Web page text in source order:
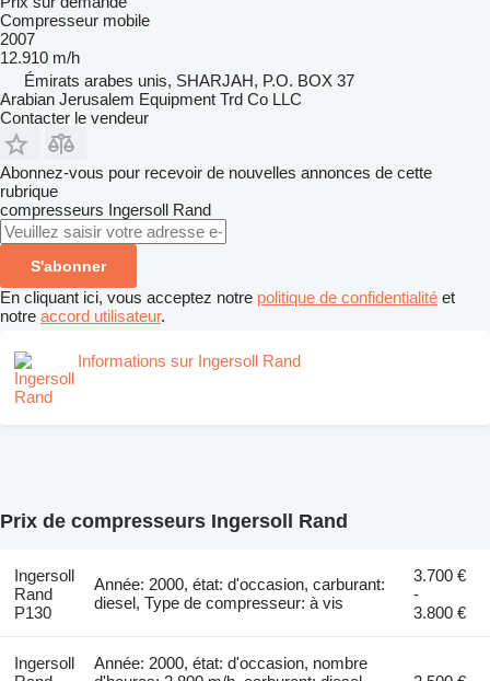
Compresseur mobile
2007
12.910 m/h
Émirats arabes unis, SHARJAH, P.O. BOX 37
Arabian Jerusalem Equipment Trd Co LLC
Contacter le vendeur
Abonnez-vous pour recevoir de nouvelles annonces de cette
rubrique
compresseurs Ingersoll Rand
S'abonner
En cliquant ici, vous acceptez notre politique de confidentialité et
notre accord utilisateur.
Informations sur Ingersoll Rand
Prix de compresseurs Ingersoll Rand
Ingersoll
Rand
P130
Année: 2000, état: d'occasion, carburant:
diesel, Type de compresseur: à vis
3.700 €
-
3.800 €
Ingersoll
Année: 2000, état: d'occasion, nombre